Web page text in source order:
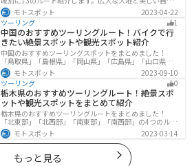
が広がり、四季折々の魅力を楽しめる観光スポットが数
多くあります。バイクで北海道にツーリングに行く際は
参考にしてください。
モトスポット
2023-04-22
ツーリング
1
中国のおすすめツーリングルート！バイクで行
きたい絶景スポットや観光スポット紹介
中国のおすすめツーリングスポットをまとめました！
「鳥取県」「島根県」「岡山県」「広島県」「山口県」
の各県の観光地紹介します。自然豊かな山々や湖、温泉
地が点在し、四季折々の景色を楽しめるスポットが多数
あります。バイクで中国にツーリングに行く際は参考に
してください。
モトスポット
2023-09-10
ツーリング
0
栃木県のおすすめツーリングルート！絶景スポ
ットや観光スポットをまとめて紹介
栃木県のおすすめツーリングルートをまとめました！
「北東部」「北西部」「南東部」「南西部」の4つのルー
ト紹介します。日本を代表する神社や広大な山や滝、湖
などを歴史や自然を満喫するツーリングができます。バ
イクで栃木県にツーリングに行く際は参考にしてくださ
モトスポット 2023-03-14
もっと見る